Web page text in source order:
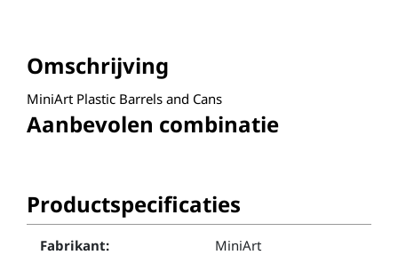
Omschrijving
MiniArt Plastic Barrels and Cans
Aanbevolen combinatie
Productspecificaties
Fabrikant: MiniArt